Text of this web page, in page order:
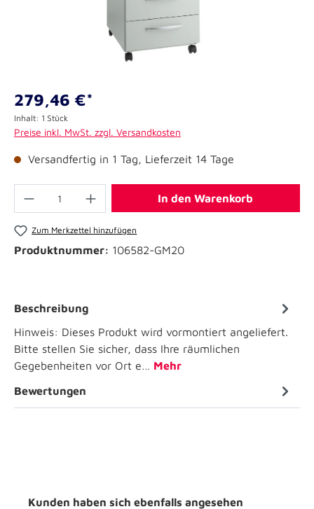
279,46 €*
Inhalt: 1 Stück
Preise inkl. MwSt. zzgl. Versandkosten
Versandfertig in 1 Tag, Lieferzeit 14 Tage
In den Warenkorb
Zum Merkzettel hinzufügen
Produktnummer: 106582-GM20
Beschreibung
Hinweis: Dieses Produkt wird vormontiert angeliefert.
Bitte stellen Sie sicher, dass Ihre räumlichen
Gegebenheiten vor Ort e… Mehr
Bewertungen
Kunden haben sich ebenfalls angesehen